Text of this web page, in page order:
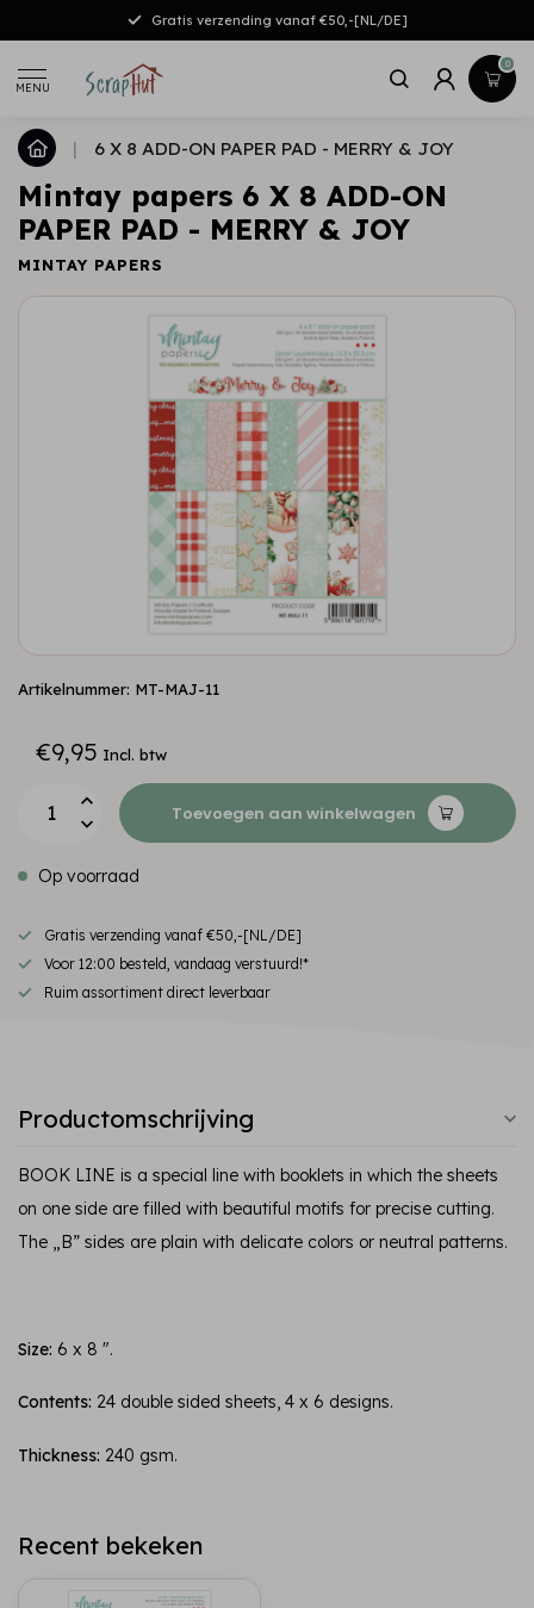
Gratis verzending vanaf €50,-[NL/DE]
MENU
0
| 6 X 8 ADD-ON PAPER PAD - MERRY & JOY
Mintay papers 6 X 8 ADD-ON
PAPER PAD - MERRY & JOY
MINTAY PAPERS
Artikelnummer: MT-MAJ-11
€9,95 Incl. btw
Toevoegen aan winkelwagen
Op voorraad
Gratis verzending vanaf €50,-[NL/DE]
Voor 12:00 besteld, vandaag verstuurd!*
Ruim assortiment direct leverbaar
Productomschrijving
BOOK LINE is a special line with booklets in which the sheets
on one side are filled with beautiful motifs for precise cutting.
The „B” sides are plain with delicate colors or neutral patterns.
Size: 6 x 8 ".
Contents: 24 double sided sheets, 4 x 6 designs.
Thickness: 240 gsm.
Recent bekeken